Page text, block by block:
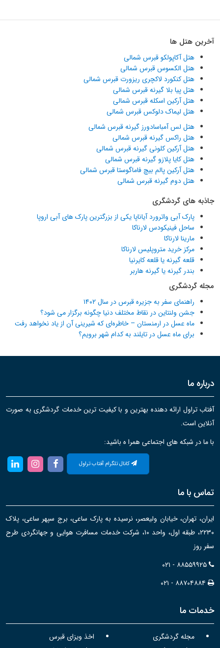
آخرین هتل ها
هتل آکاپولکو قبرس شمالی
هتل الکسوس قبرس شمالی
هتل کنکورد لاکچری ریزورت قبرس شمالی
هتل پیا بلا گیرنه قبرس شمالی
هتل آرکین اسکله قبرس شمالی
هتل لیماک دلوکس قبرس شمالی
هتل لس آمباسادورز گیرنه قبرس شمالی
هتل راکس گیرنه قبرس شمالی
هتل آرکین کلونی گیرنه قبرس شمالی
هتل کایا پلازو گیرنه قبرس شمالی
هتل آرکین پالم بیچ فاماگوستا قبرس شمالی
هتل دوم گیرنه قبرس شمالی
جاذبه های گردشگری
پارک آبی واترورد آیاناپا یکی از بزرگترین پارک های آبی اروپا
ساحل فینیکودس لارناکا
مارینا لارناکا
مرکز خرید متروپلیس لارناکا
قلعه گیرنه یا قلعه کایرنیا
بندر گیرنه یا گیرنه هاربر
مجله گردشگری
راهنمای سفر به جزیره قبرس در سال ۱۴۰۲
جشن ولنتاین در نقاط مختلف دنیا چگونه برگزار می شود؟
ماه عسل در ارمنستان – خاطره‌ای که شیرینی آن از یاد نخواهد رفت
برای ماه عسل در تایلند به کدام شهر برویم؟
درباره ما
آفتاب تراول ارائه دهنده بهترین و با کیفیت ترین خدمات گردشگری به صورت
آنلاین است.
با ما در شبکه های اجتماعی همرا ه باشید:
کانال تلگرام آفتاب تراول
تماس با ما
ایران، تهران، خیابان ولیعصر، نرسیده به پارک ساعی، برج سپهر ساعی، پلاک
۲۲۳۰، طبقه اول، واحد ۱۰، شرکت خدمات مسافرت هوایی و جهانگردی طرح
سفر روز
۰۲۱ - ۸۸۵۵۹۹۲۵
۰۲۱ - ۸۸۷۰۴۸۸۴
خدمات ما
مجله گردشگری
اخذ ویزای قبرس